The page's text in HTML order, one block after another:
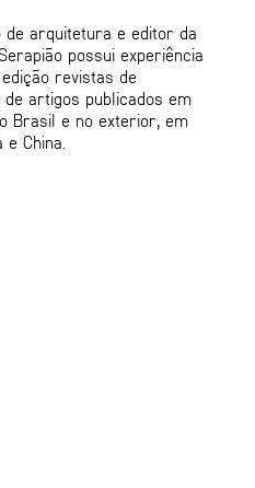
de arquitetura e editor da
possui experiência
revistas de
artigos publicados em
Brasil e no exterior, em
China.